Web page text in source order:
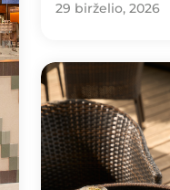
29 birželio, 2026